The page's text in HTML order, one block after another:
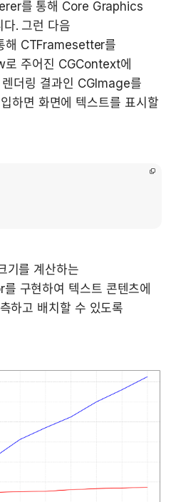
를 통해 Core Graphics
다. 그런 다음
CTFramesetter를
주어진 CGContext에
더링 결과인 CGImage를
하면 화면에 텍스트를 표시할
기를 계산하는
구현하여 텍스트 콘텐츠에
하고 배치할 수 있도록